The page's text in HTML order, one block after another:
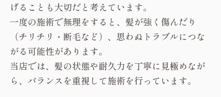
げることも大切だと考えています。
一度の施術で無理をすると、髪が強く傷んだり
（チリチリ・断毛など）、思わぬトラブルにつな
がる可能性があります。
当店では、髪の状態や耐久力を丁寧に見極めなが
ら、バランスを重視して施術を行っています。